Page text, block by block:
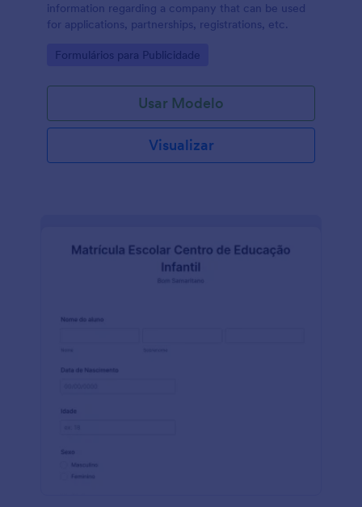
information regarding a company that can be used
for applications, partnerships, registrations, etc.
Go to Category:
Formulários para Publicidade
Usar Modelo
Visualizar